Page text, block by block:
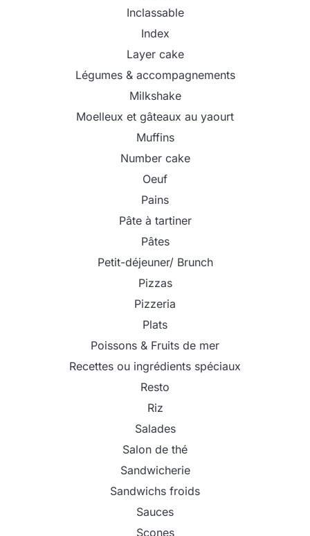
Inclassable
Index
Layer cake
Légumes & accompagnements
Milkshake
Moelleux et gâteaux au yaourt
Muffins
Number cake
Oeuf
Pains
Pâte à tartiner
Pâtes
Petit-déjeuner/ Brunch
Pizzas
Pizzeria
Plats
Poissons & Fruits de mer
Recettes ou ingrédients spéciaux
Resto
Riz
Salades
Salon de thé
Sandwicherie
Sandwichs froids
Sauces
Scones